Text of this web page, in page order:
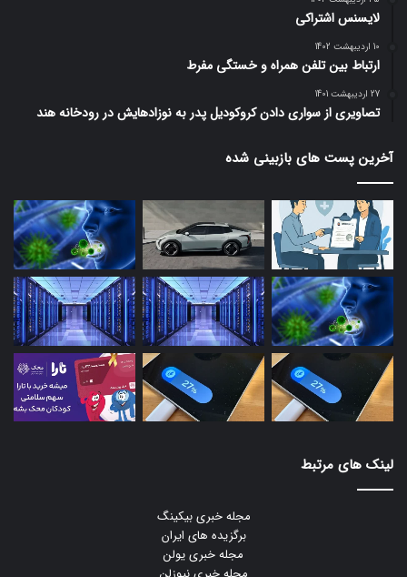
لایسنس اشتراکی
10 اردیبهشت 1402
ارتباط بین تلفن همراه و خستگی مفرط
27 اردیبهشت 1401
تصاویری از سواری دادن کروکودیل پدر به نوزادهایش در رودخانه هند
آخرین پست های بازبینی شده
لینک های مرتبط
مجله خبری بیکینگ
برگزیده های ایران
مجله خبری یولن